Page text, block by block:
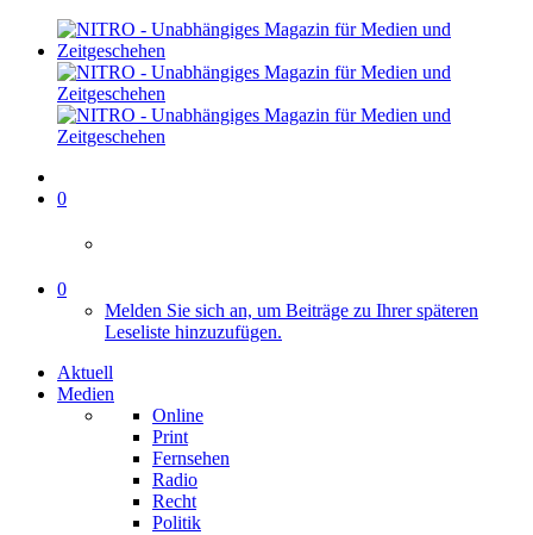
0
0
Melden Sie sich an, um Beiträge zu Ihrer späteren
Leseliste hinzuzufügen.
Aktuell
Medien
Online
Print
Fernsehen
Radio
Recht
Politik